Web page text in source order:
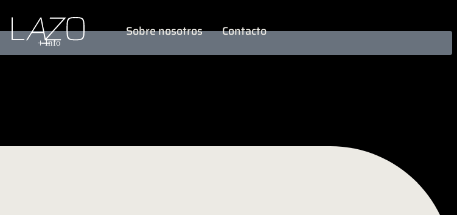
Sobre nosotros Contacto
Info